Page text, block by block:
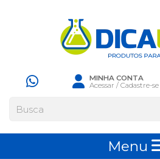
MINHA CONTA
Acessar /Cadastre-se
Menu